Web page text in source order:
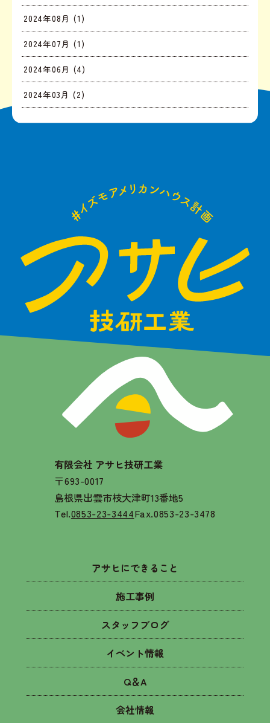
2024年08月 (1)
2024年07月 (1)
2024年06月 (4)
2024年03月 (2)
有限会社 アサヒ技研工業
〒693-0017
島根県出雲市枝大津町13番地5
Tel.0853-23-3444Fax.0853-23-3478
アサヒにできること
施工事例
スタッフブログ
イベント情報
Q＆A
会社情報